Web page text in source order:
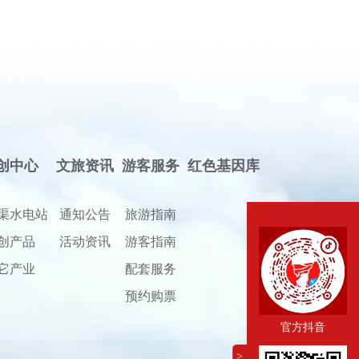
中心
水电站
产品
产业
文旅资讯
通知公告
活动资讯
游客服务
旅游指南
游客指南
配套服务
预约购票
红色基因库
>
官方抖音